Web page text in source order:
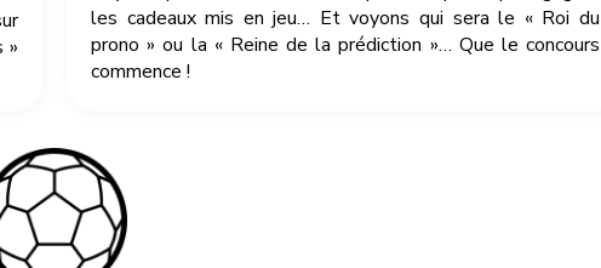
»
les cadeaux mis en jeu… Et voyons qui sera le « Roi du
prono » ou la « Reine de la prédiction »… Que le concours
commence !